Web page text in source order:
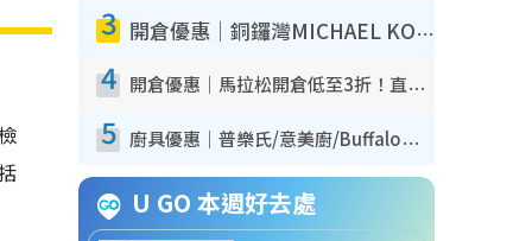
3 開倉優惠｜銅鑼灣MICHAEL KORS開倉低至17折！直擊$500起買手袋/銀包/鞋款 必買經典Jet Set系列
4 開倉優惠｜馬拉松開倉低至3折！直擊$99起買adidas／New Balance／Puma鞋款 STANLEY保溫杯劈價至$119起
5 廚具優惠｜普樂氏/意美廚/Buffalo廚具低至3折！$89起買煎鍋／炒鑊／個人鍋 同場小家電激減至$99起
U GO 本週好去處